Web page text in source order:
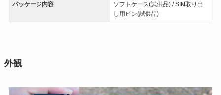
パッケージ内容
ソフトケース(試供品) / SIM取り出
し用ピン(試供品)
外観